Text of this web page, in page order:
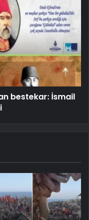
bestekar: İsmail